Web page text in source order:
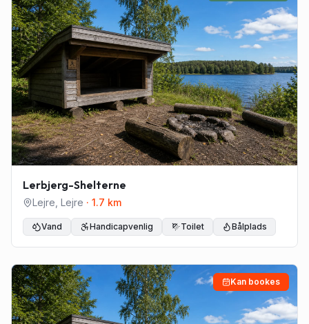
Lerbjerg-Shelterne
Lejre Lejre · 1.7 km
Vand Handicapvenlig Toilet Bålplads
Kan bookes